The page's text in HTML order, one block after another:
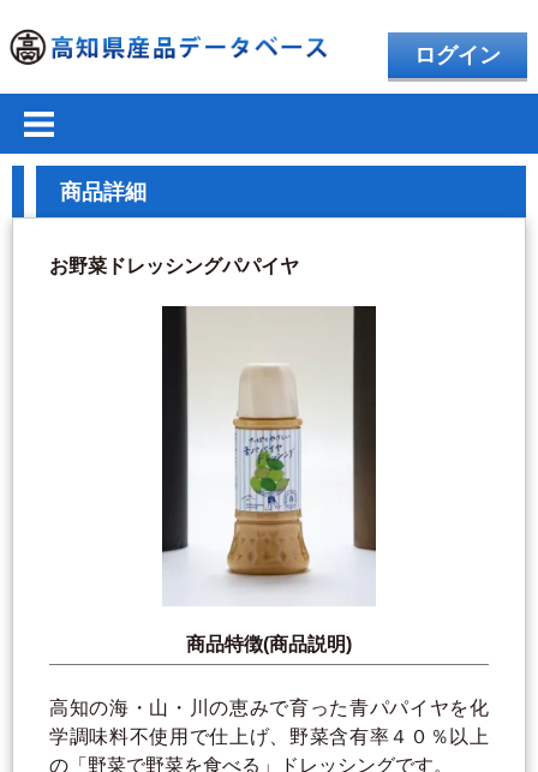
ログイン
商品詳細
お野菜ドレッシングパパイヤ
商品特徴(商品説明)
高知の海・山・川の恵みで育った青パパイヤを化
学調味料不使用で仕上げ、野菜含有率４０％以上
の「野菜で野菜を食べる」ドレッシングです。